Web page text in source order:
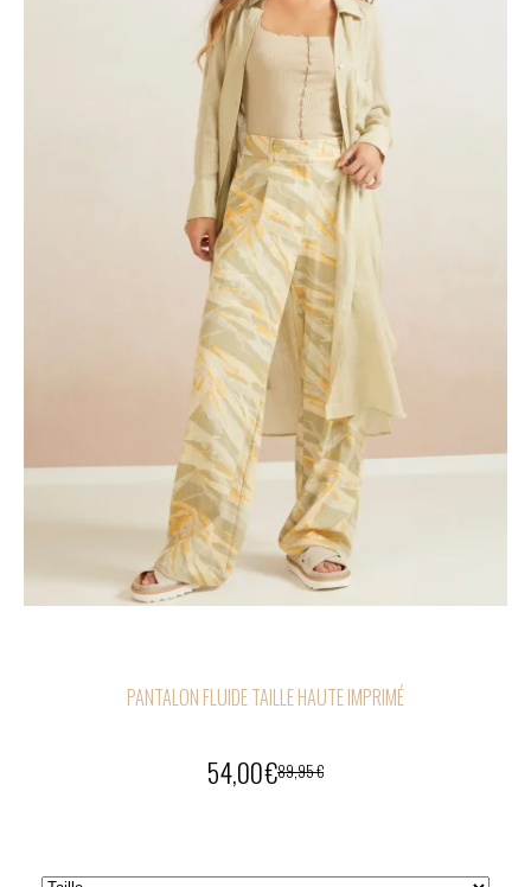
PANTALON FLUIDE TAILLE HAUTE IMPRIMÉ
54,00€89,95€